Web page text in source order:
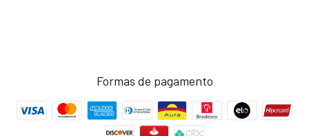
Formas de pagamento